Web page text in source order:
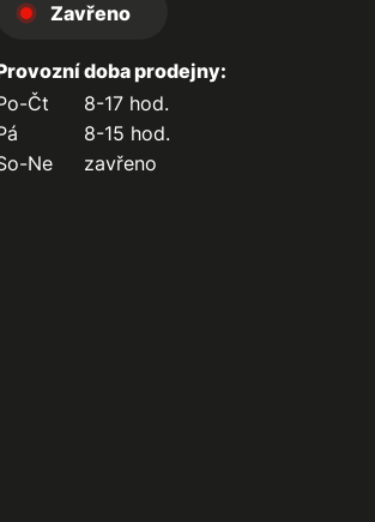
Zavřeno
doba prodejny:
Čt
8-17 hod.
8-15 hod.
Ne
zavřeno